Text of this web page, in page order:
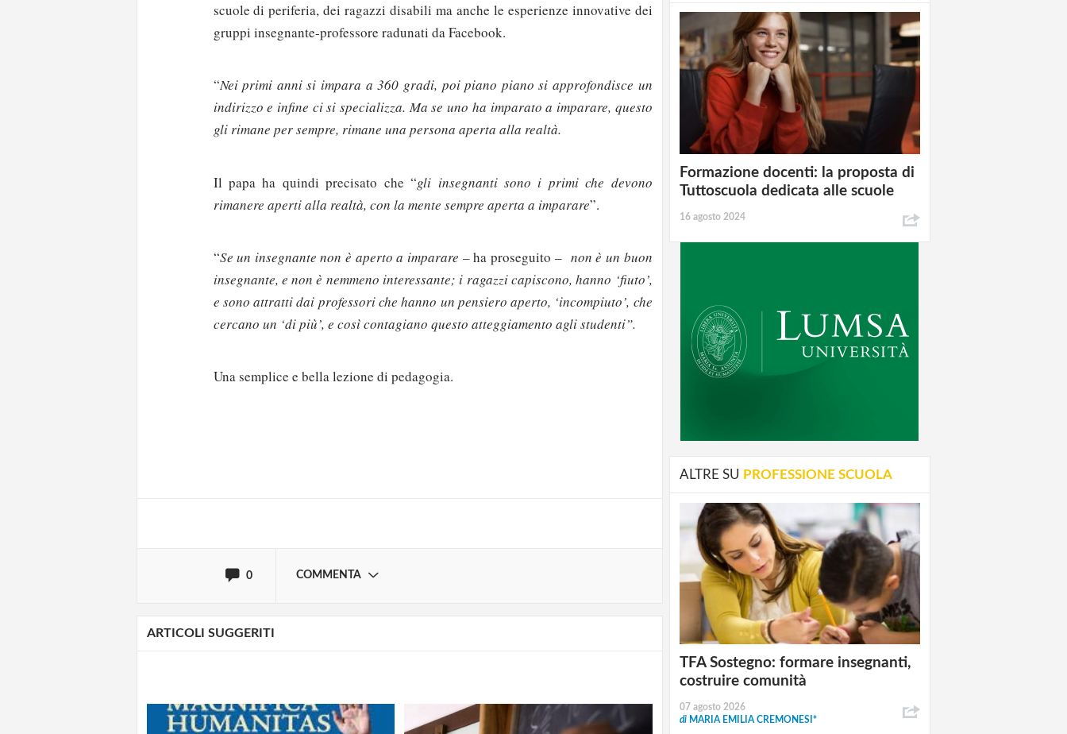
scuole di periferia, dei ragazzi disabili ma anche le esperienze innovative dei
gruppi insegnante-professore radunati da Facebook.
“Nei primi anni si impara a 360 gradi, poi piano piano si approfondisce un
indirizzo e infine ci si specializza. Ma se uno ha imparato a imparare, questo
gli rimane per sempre, rimane una persona aperta alla realtà.
Il papa ha quindi precisato che “gli insegnanti sono i primi che devono
rimanere aperti alla realtà, con la mente sempre aperta a imparare”.
“Se un insegnante non è aperto a imparare –ha proseguito –non è un buon
insegnante, e non è nemmeno interessante; i ragazzi capiscono, hanno ‘fiuto’,
e sono attratti dai professori che hanno un pensiero aperto, ‘incompiuto’, che
cercano un ‘di più’, e così contagiano questo atteggiamento agli studenti”.
Una semplice e bella lezione di pedagogia.
0 COMMENTA
ARTICOLI SUGGERITI
Formazione docenti: la proposta di
Tuttoscuola dedicata alle scuole
16 agosto 2024
ALTRE SU PROFESSIONE SCUOLA
TFA Sostegno: formare insegnanti,
costruire comunità
07 agosto 2026
di MARIA EMILIA CREMONESI*